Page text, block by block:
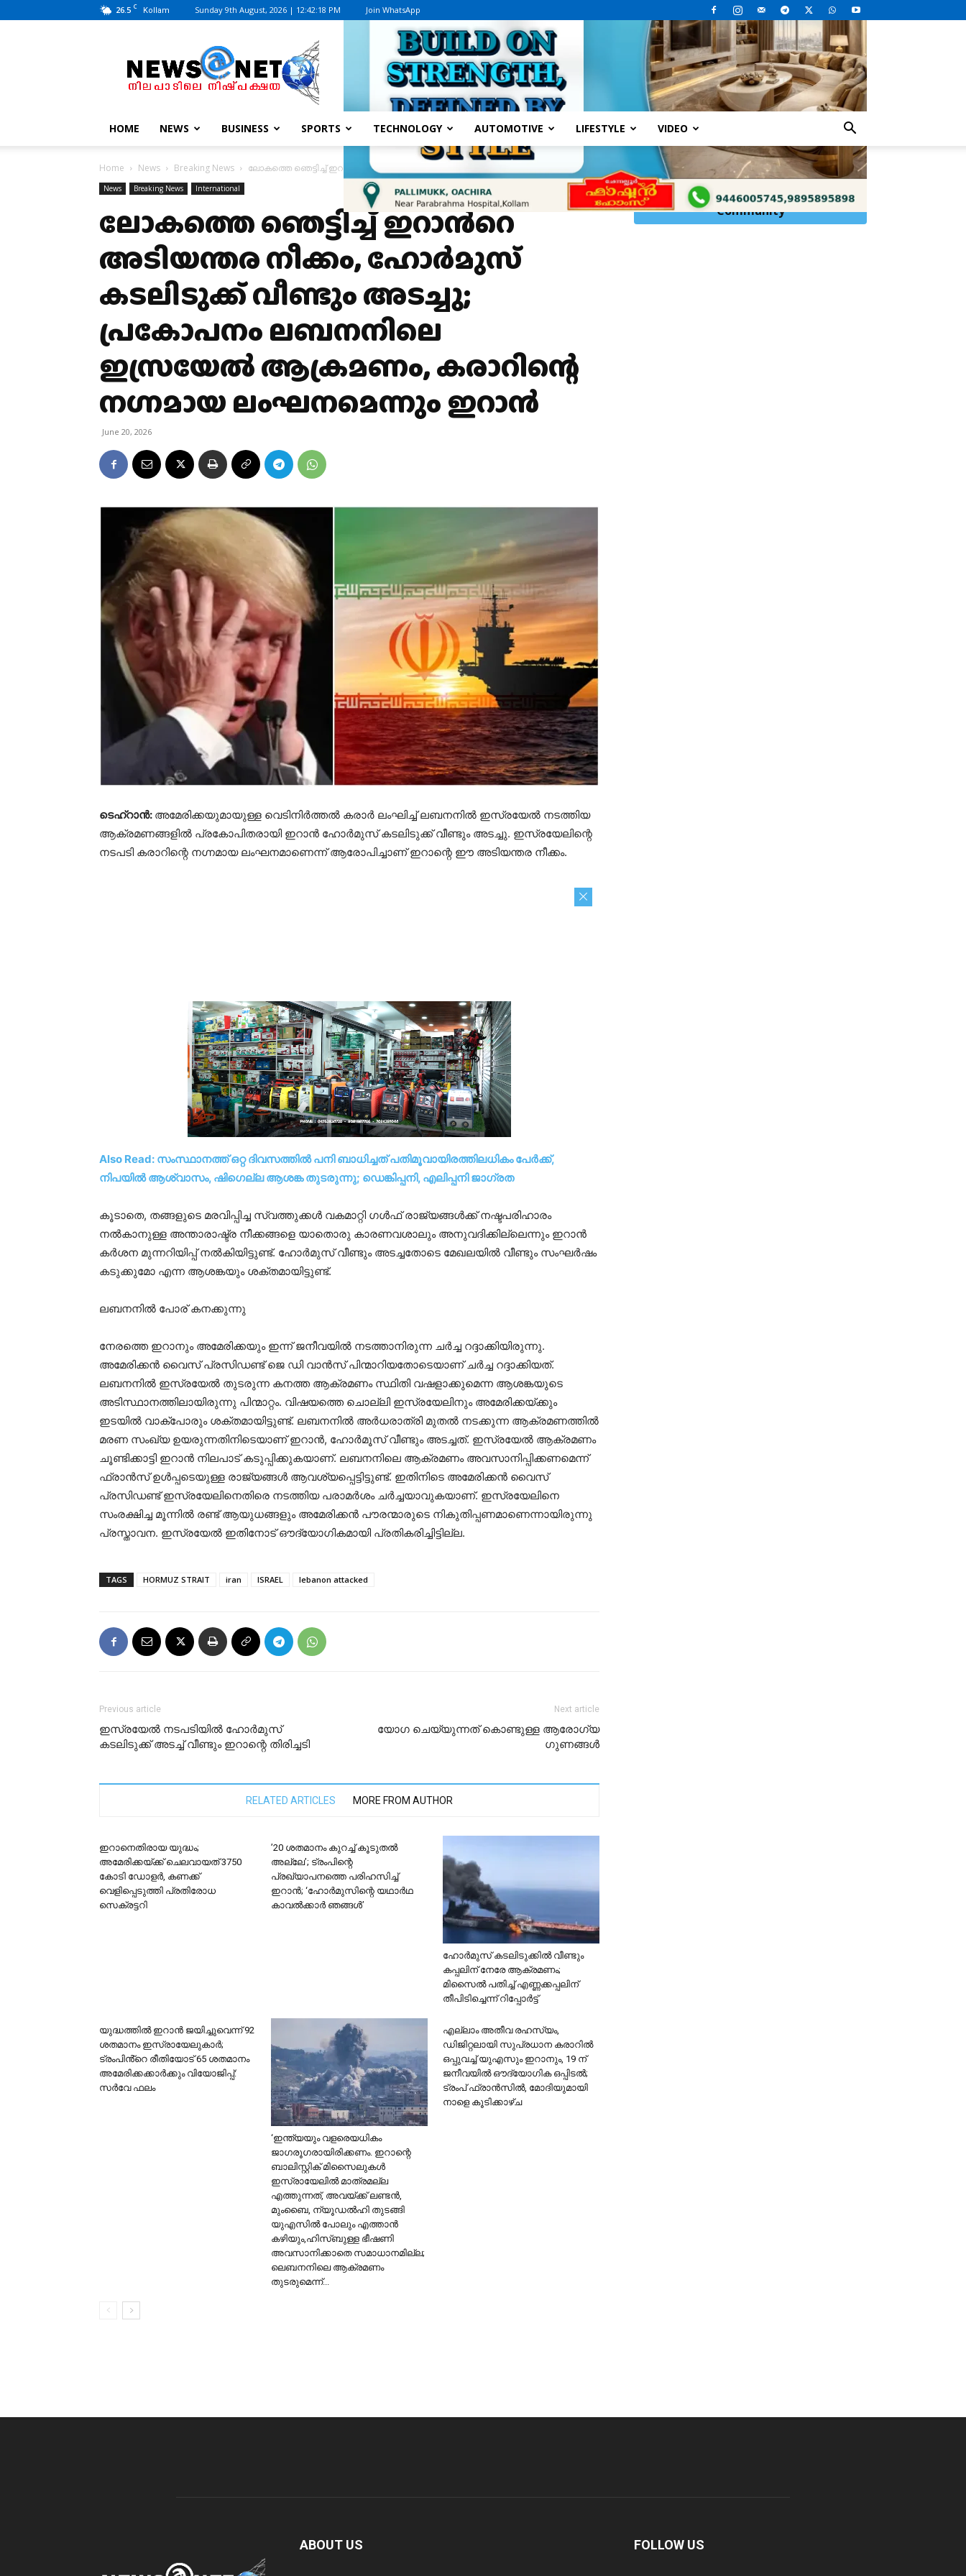
26.5 C Kollam Sunday 9th August, 2026 | 12:42:18 PM Join WhatsApp
News@Net
|
www.newsatnet.com
HOME NEWS BUSINESS SPORTS TECHNOLOGY AUTOMOTIVE LIFESTYLE VIDEO
Home News Breaking News ലോകത്തെ ‍ഞെട്ടിച്ച് ഇറാന്‍റെ അടിയന്തര നീക്കം, ഹോർമുസ് കടലിടുക്ക് വീണ്ടും അടച്ചു; പ്രകോപനം ലബനനിലെ ഇസ്രയേൽ...
News Breaking News International
ലോകത്തെ ‍ഞെട്ടിച്ച് ഇറാന്‍റെ
അടിയന്തര നീക്കം, ഹോർമുസ്
കടലിടുക്ക് വീണ്ടും അടച്ചു;
പ്രകോപനം ലബനനിലെ
ഇസ്രയേൽ ആക്രമണം, കരാറിന്റെ
നഗ്നമായ ലംഘനമെന്നും ഇറാൻ
June 20, 2026
ടെഹ്റാൻ: അമേരിക്കയുമായുള്ള വെടിനിർത്തൽ കരാർ ലംഘിച്ച് ലബനനിൽ ഇസ്രയേൽ നടത്തിയ
ആക്രമണങ്ങളിൽ പ്രകോപിതരായി ഇറാൻ ഹോർമുസ് കടലിടുക്ക് വീണ്ടും അടച്ചു. ഇസ്രയേലിന്റെ
നടപടി കരാറിന്റെ നഗ്നമായ ലംഘനമാണെന്ന് ആരോപിച്ചാണ് ഇറാന്റെ ഈ അടിയന്തര നീക്കം.
Also Read: സംസ്ഥാനത്ത് ഒറ്റ ദിവസത്തിൽ പനി ബാധിച്ചത് പതിമൂവായിരത്തിലധികം പേർക്ക്,
നിപയിൽ ആശ്വാസം, ഷിഗെല്ല ആശങ്ക തുടരുന്നു; ഡെങ്കിപ്പനി, എലിപ്പനി ജാഗ്രത
കൂടാതെ, തങ്ങളുടെ മരവിപ്പിച്ച സ്വത്തുക്കൾ വകമാറ്റി ഗൾഫ് രാജ്യങ്ങൾക്ക് നഷ്ടപരിഹാരം
നൽകാനുള്ള അന്താരാഷ്ട്ര നീക്കങ്ങളെ യാതൊരു കാരണവശാലും അനുവദിക്കില്ലെന്നും ഇറാൻ
കർശന മുന്നറിയിപ്പ് നൽകിയിട്ടുണ്ട്. ഹോർമുസ് വീണ്ടും അടച്ചതോടെ മേഖലയിൽ വീണ്ടും സംഘർഷം
കടുക്കുമോ എന്ന ആശങ്കയും ശക്തമായിട്ടുണ്ട്.
ലബനനിൽ പോര് കനക്കുന്നു
നേരത്തെ ഇറാനും അമേരിക്കയും ഇന്ന് ജനീവയിൽ നടത്താനിരുന്ന ചർച്ച റദ്ദാക്കിയിരുന്നു.
അമേരിക്കൻ വൈസ് പ്രസിഡണ്ട് ജെ ഡി വാൻസ് പിന്മാറിയതോടെയാണ് ചർച്ച റദ്ദാക്കിയത്.
ലബനനിൽ ഇസ്രയേൽ തുടരുന്ന കനത്ത ആക്രമണം സ്ഥിതി വഷളാക്കുമെന്ന ആശങ്കയുടെ
അടിസ്ഥാനത്തിലായിരുന്നു പിന്മാറ്റം. വിഷയത്തെ ചൊല്ലി ഇസ്രയേലിനും അമേരിക്കയ്ക്കും
ഇടയിൽ വാക്പോരും ശക്തമായിട്ടുണ്ട്. ലബനനിൽ അർധരാത്രി മുതൽ നടക്കുന്ന ആക്രമണത്തിൽ
മരണ സംഖ്യ ഉയരുന്നതിനിടെയാണ് ഇറാൻ, ഹോർമൂസ് വീണ്ടും അടച്ചത്. ഇസ്രയേൽ ആക്രമണം
ചൂണ്ടിക്കാട്ടി ഇറാൻ നിലപാട് കടുപ്പിക്കുകയാണ്. ലബനനിലെ ആക്രമണം അവസാനിപ്പിക്കണമെന്ന്
ഫ്രാൻസ് ഉൾപ്പടെയുള്ള രാജ്യങ്ങൾ ആവശ്യപ്പെട്ടിട്ടുണ്ട്. ഇതിനിടെ അമേരിക്കൻ വൈസ്
പ്രസിഡണ്ട് ഇസ്രയേലിനെതിരെ നടത്തിയ പരാമർശം ചർച്ചയാവുകയാണ്. ഇസ്രയേലിനെ
സംരക്ഷിച്ച മൂന്നിൽ രണ്ട് ആയുധങ്ങളും അമേരിക്കൻ പൗരന്മാരുടെ നികുതിപ്പണമാണെന്നായിരുന്നു
പ്രസ്താവന. ഇസ്രയേൽ ഇതിനോട് ഔദ്യോഗികമായി പ്രതികരിച്ചിട്ടില്ല.
TAGS HORMUZ STRAIT iran ISRAEL lebanon attacked
Previous article
ഇസ്രയേല്‍ നടപടിയില്‍ ഹോര്‍മുസ്
കടലിടുക്ക് അടച്ച് വീണ്ടും ഇറാന്റെ തിരിച്ചടി
Next article
യോ​ഗ ചെയ്യുന്നത് കൊണ്ടുള്ള ആരോ​ഗ്യ​
ഗുണങ്ങൾ
RELATED ARTICLES MORE FROM AUTHOR
ഇറാനെതിരായ യുദ്ധം;
അമേരിക്കയ്ക്ക് ചെലവായത് 3750
കോടി ഡോളർ, കണക്ക്
വെളിപ്പെടുത്തി പ്രതിരോധ
സെക്രട്ടറി
’20 ശതമാനം കുറച്ച് കൂടുതൽ
അല്ലേ’; ട്രംപിന്റെ
പ്രഖ്യാപനത്തെ പരി​ഹസിച്ച്
ഇറാൻ; ‘ഹോർമുസിന്റെ യഥാർഥ
കാവൽക്കാർ ഞങ്ങൾ’
ഹോർമുസ് കടലിടുക്കിൽ വീണ്ടും
കപ്പലിന് നേരേ ആക്രമണം;
മിസൈൽ പതിച്ച് എണ്ണക്കപ്പലിന്
തീപിടിച്ചെന്ന് റിപ്പോർട്ട്
യുദ്ധത്തിൽ ഇറാൻ ജയിച്ചുവെന്ന് 92
ശതമാനം ഇസ്രായേലുകാർ;
ട്രംപിൻ്റെ രീതിയോട് 65 ശതമാനം
അമേരിക്കക്കാർക്കും വിയോജിപ്പ്:
സർവേ ഫലം
‘ഇന്ത്യയും വളരെയധികം
ജാഗരൂഗരായിരിക്കണം. ഇറാന്റെ
ബാലിസ്റ്റിക് മിസൈലുകള്‍
ഇസ്രായേലില്‍ മാത്രമല്ല
എത്തുന്നത്, അവയ്ക്ക് ലണ്ടന്‍,
മുംബൈ, ന്യൂഡല്‍ഹി തുടങ്ങി
യുഎസില്‍ പോലും എത്താന്‍
കഴിയും,ഹിസ്ബുള്ള ഭീഷണി
അവസാനിക്കാതെ സമാധാനമില്ല;
ലെബനനിലെ ആക്രമണം
തുടരുമെന്ന്...
എല്ലാം അതീവ രഹസ്യം,
ഡിജിറ്റലായി സുപ്രധാന കരാറിൽ
ഒപ്പുവച്ച് യുഎസും ഇറാനും, 19 ന്
ജനീവയിൽ ഔദ്യോഗിക ഒപ്പിടൽ;
ട്രംപ് ഫ്രാൻസിൽ, മോദിയുമായി
നാളെ കൂടിക്കാഴ്ച
Click Here toJoinWhatsApp
Community
ABOUT US FOLLOW US